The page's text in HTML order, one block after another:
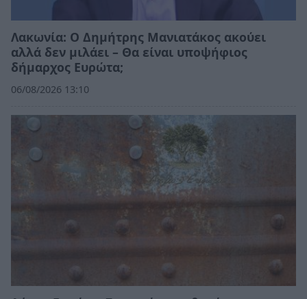
Λακωνία: Ο Δημήτρης Μανιατάκος ακούει
αλλά δεν μιλάει – Θα είναι υποψήφιος
δήμαρχος Ευρώτα;
06/08/2026 13:10